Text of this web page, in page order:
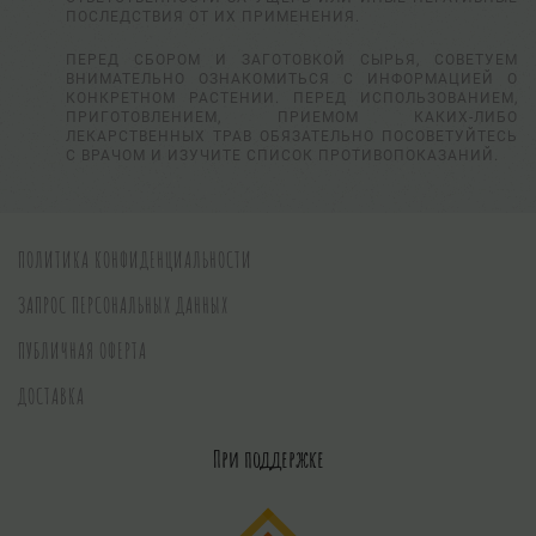
ПОСЛЕДСТВИЯ ОТ ИХ ПРИМЕНЕНИЯ.
ПЕРЕД СБОРОМ И ЗАГОТОВКОЙ СЫРЬЯ, СОВЕТУЕМ
ВНИМАТЕЛЬНО ОЗНАКОМИТЬСЯ С ИНФОРМАЦИЕЙ О
КОНКРЕТНОМ РАСТЕНИИ. ПЕРЕД ИСПОЛЬЗОВАНИЕМ,
ПРИГОТОВЛЕНИЕМ, ПРИЕМОМ КАКИХ-ЛИБО
ЛЕКАРСТВЕННЫХ ТРАВ ОБЯЗАТЕЛЬНО ПОСОВЕТУЙТЕСЬ
С ВРАЧОМ И ИЗУЧИТЕ СПИСОК ПРОТИВОПОКАЗАНИЙ.
ПОЛИТИКА КОНФИДЕНЦИАЛЬНОСТИ
ЗАПРОС ПЕРСОНАЛЬНЫХ ДАННЫХ
ПУБЛИЧНАЯ ОФЕРТА
ДОСТАВКА
При поддержке